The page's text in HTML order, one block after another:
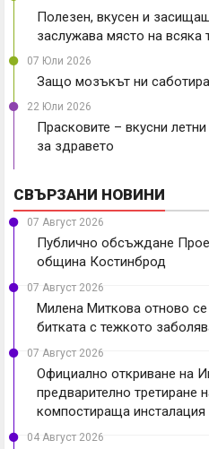
Полезен, вкусен и
заслужава място на всяка
07 Юли 2026
Защо мозъкът ни
22 Юли 2026
Прасковите – вкусни
за здравето
СВЪРЗАНИ НОВИНИ
07 Август 2026
Публично обсъждане
община Костинброд
07 Август 2026
Милена Миткова отново
битката с тежкото
07 Август 2026
Официално откриване на
предварително третиране
компостираща
04 Август 2026